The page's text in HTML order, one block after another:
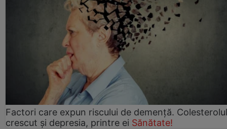
Factori care expun riscului de demență. Colesterolul
crescut şi depresia, printre ei Sănătate!